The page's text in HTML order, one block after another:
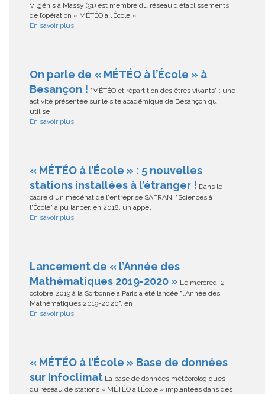
Vilgénis à Massy (91) est membre du réseau d’établissements
de l’opération « MÉTÉO à l’École »
En savoir plus
On parle de « MÉTÉO à l’École » à
Besançon ! "MÉTÉO et répartition des êtres vivants" : une
activité présentée sur le site académique de Besançon qui
utilise
En savoir plus
« MÉTÉO à l’École » : 5 nouvelles
stations installées à l’étranger ! Dans le
cadre d'un mécénat de l'entreprise SAFRAN, "Sciences à
l'École" a pu lancer, en 2018, un appel
En savoir plus
Lancement de « l’Année des
Mathématiques 2019-2020 » Le mercredi 2
octobre 2019 à la Sorbonne à Paris a été lancée "l'Année des
Mathématiques 2019-2020", en
En savoir plus
« MÉTÉO à l’École » Base de données
sur Infoclimat La base de données météorologiques
du réseau de stations « MÉTÉO à l’École » implantées dans des